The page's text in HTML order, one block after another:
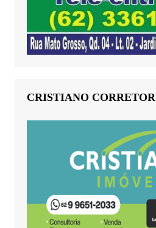
CRISTIANO CORRETOR